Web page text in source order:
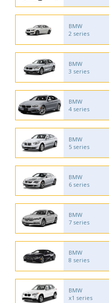
BMW
2 series
BMW
3 series
BMW
4 series
BMW
5 series
BMW
6 series
BMW
7 series
BMW
8 series
BMW
x1 series